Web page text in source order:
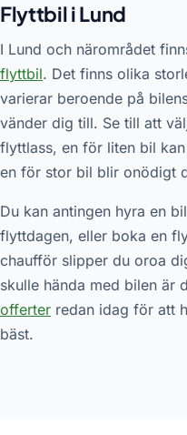
Flyttbil i Lund
I Lund och närområdet
flyttbil. Det finns olika
varierar beroende på
vänder dig till. Se till att
flyttlass, en för liten bil
en för stor bil blir onödigt
Du kan antingen hyra en
flyttdagen, eller boka en
chaufför slipper du oroa
skulle hända med bilen är
offerter redan idag för att
bäst.